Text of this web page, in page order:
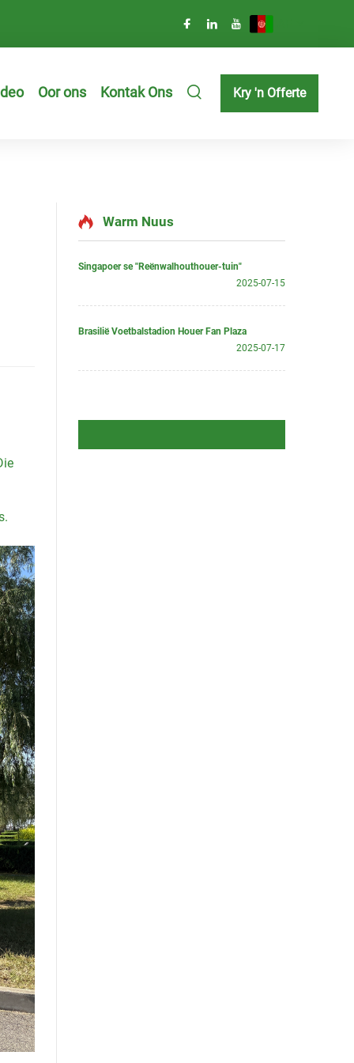
Oor ons Kontak Ons Kry 'n Offerte
Warm Nuus
Singapoer se "Reënwalhouthouer-tuin"
2025-07-15
Brasilië Voetbalstadion Houer Fan Plaza
2025-07-17